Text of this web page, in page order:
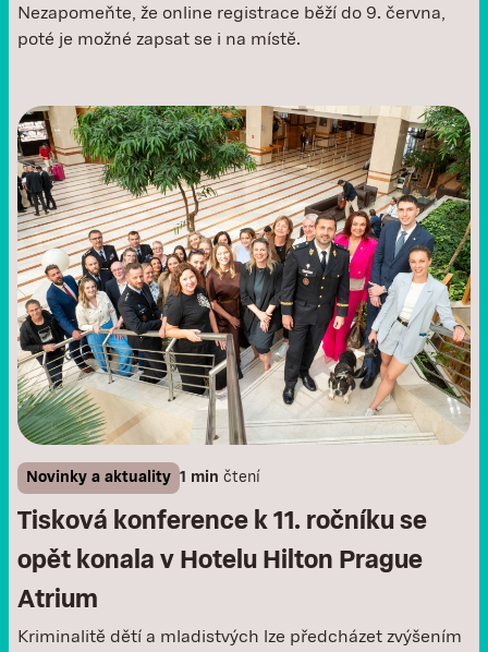
Nezapomeňte, že online registrace běží do 9. června,
poté je možné zapsat se i na místě. ‍
Novinky a aktuality 1 min čtení
Tisková konference k 11. ročníku se
opět konala v Hotelu Hilton Prague
Atrium
Kriminalitě dětí a mladistvých lze předcházet zvýšením